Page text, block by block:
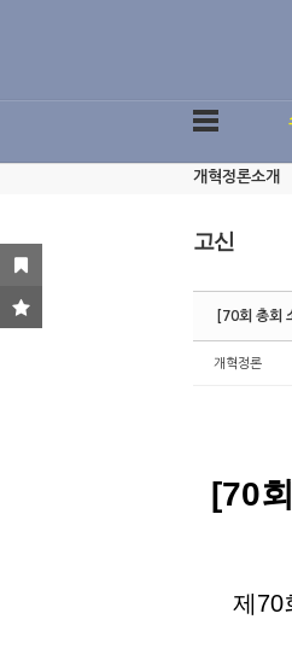
개혁정론소개
고신
[70회 총회
개혁정론
[70
제70
Sketchbook5, 스
Sketchbook5, 스케